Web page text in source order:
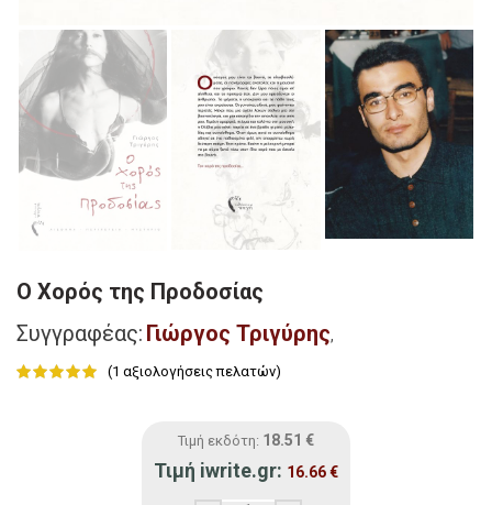
Ο Χορός της Προδοσίας
Συγγραφέας: Γιώργος Τριγύρης,
(1 αξιολογήσεις πελατών)
Τιμή εκδότη: 18.51 €
Τιμή iwrite.gr: 16.66€